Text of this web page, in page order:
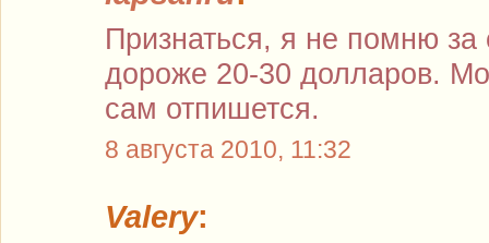
Признаться, я не помню за
дороже 20-30 долларов.
сам отпишется.
8 августа 2010, 11:32
Valery: